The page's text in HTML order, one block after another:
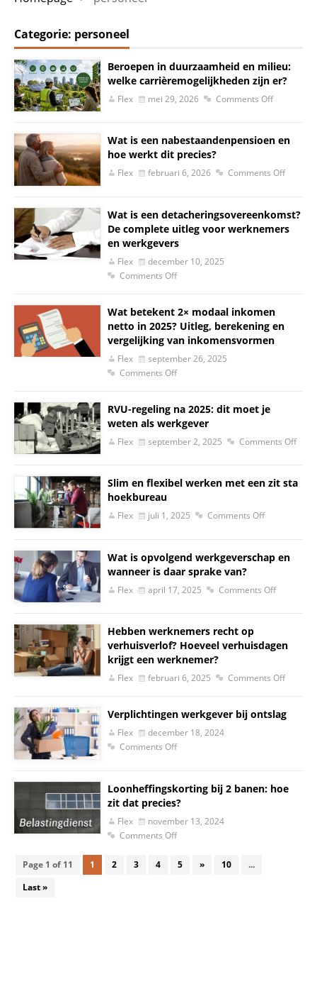
Categorie: personeel
Beroepen in duurzaamheid en milieu:
welke carrièremogelijkheden zijn er?
Flex mei 29, 2026 Comments Off
Wat is een nabestaandenpensioen en
hoe werkt dit precies?
Flex februari 6, 2026 Comments Off
Wat is een detacheringsovereenkomst?
De complete uitleg voor werknemers
en werkgevers
Flex
december 10, 2025
Comments Off
Wat betekent 2× modaal inkomen
netto in 2025? Uitleg, berekening en
vergelijking van inkomensvormen
Flex
september 26, 2025
Comments Off
RVU-regeling na 2025: dit moet je
weten als werkgever
Flex september 2, 2025 Comments Off
Slim en flexibel werken met een zit sta
hoekbureau
Flex juli 1, 2025 Comments Off
Wat is opvolgend werkgeverschap en
wanneer is daar sprake van?
Flex april 17, 2025 Comments Off
Hebben werknemers recht op
verhuisverlof? Hoeveel verhuisdagen
krijgt een werknemer?
Flex februari 6, 2025 Comments Off
Verplichtingen werkgever bij ontslag
Flex
december 18, 2024
Comments Off
Loonheffingskorting bij 2 banen: hoe
zit dat precies?
Flex
november 13, 2024
Comments Off
Page 1 of 11 1 2 3 4 5 » 10
...
Last »